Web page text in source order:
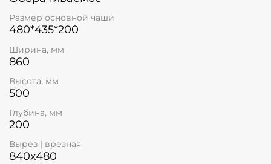
Размер основной чаши
480*435*200
Ширина, мм
860
Высота, мм
500
Глубина, мм
200
Вырез | врезная
840x480